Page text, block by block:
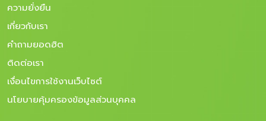
ความยั่งยืน
เกี่ยวกับเรา
คำถามยอดฮิต
ติดต่อเรา
เงื่อนไขการใช้งานเว็บไซต์
นโยบายคุ้มครองข้อมูลส่วนบุคคล